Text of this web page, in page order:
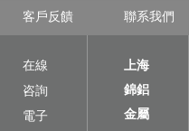
客戶反饋
在線
咨詢
電子
聯系我們
上海
錦鋁
金屬